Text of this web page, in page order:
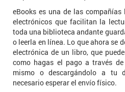
eBooks es una de las
electrónicos que facilitan la
toda una biblioteca andante
o leerla en línea. Lo que ahora se
electrónica de un libro, que
como hagas el pago a través
mismo o descargándolo a tu
necesario esperar el envío físico.